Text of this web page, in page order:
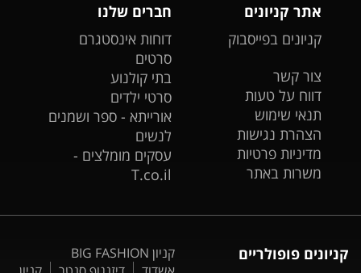
אתר קניונים
קניונים בפייסבוק
צור קשר
דווח על טעות
תנאי שימוש
הצהרת נגישות
מדיניות פרטיות
משרות באתר
חברים שלנו
דוחות אינסטגרם
סרטים
בתי קולנוע
סרטי ילדים
אורייתא - ספר ושמנים
לנשים
עסקים מומלצים -
T.co.il
קניונים פופולריים
קניון BIG FASHION